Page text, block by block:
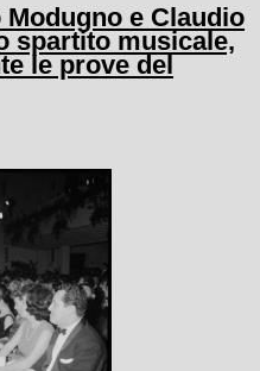
e Claudio
spartito musicale,
le prove del